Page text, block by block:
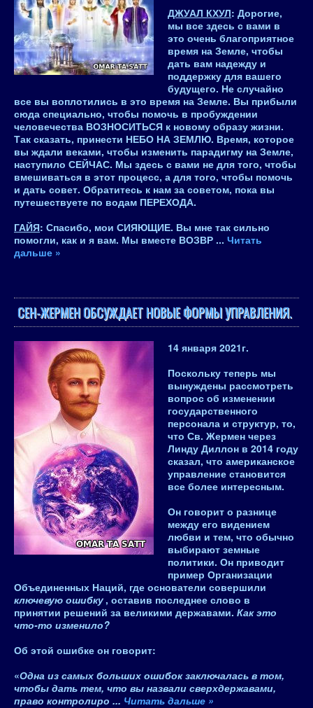
ДЖУАЛ КХУЛ: Дорогие,
мы все здесь с вами в
это очень благоприятное
время на Земле, чтобы
дать вам надежду и
поддержку для вашего
будущего. Не случайно
все вы воплотились в это время на Земле. Вы прибыли
сюда специально, чтобы помочь в пробуждении
человечества ВОЗНОСИТЬСЯ к новому образу жизни.
Так сказать, принести НЕБО НА ЗЕМЛЮ. Время, которое
вы ждали веками, чтобы изменить парадигму на Земле,
наступило СЕЙЧАС. Мы здесь с вами не для того, чтобы
вмешиваться в этот процесс, а для того, чтобы помочь
и дать совет. Обратитесь к нам за советом, пока вы
путешествуете по водам ПЕРЕХОДА.
ГАЙЯ: Спасибо, мои СИЯЮЩИЕ. Вы мне так сильно
помогли, как и я вам. Мы вместе ВОЗВР ... Читать
дальше »
СЕН-ЖЕРМЕН ОБСУЖДАЕТ НОВЫЕ ФОРМЫ УПРАВЛЕНИЯ.
14 января 2021г.
Поскольку теперь мы
вынуждены рассмотреть
вопрос об изменении
государственного
персонала и структур, то,
что Св. Жермен через
Линду Диллон в 2014 году
сказал, что американское
управление становится
все более интересным.
Он говорит о разнице
между его видением
любви и тем, что обычно
выбирают земные
политики. Он приводит
пример Организации
Объединенных Наций, где основатели совершили
ключевую ошибку , оставив последнее слово в
принятии решений за великими державами. Как это
что-то изменило?
Об этой ошибке он говорит:
«Одна из самых больших ошибок заключалась в том,
чтобы дать тем, что вы назвали сверхдержавами,
право контролиро ... Читать дальше »